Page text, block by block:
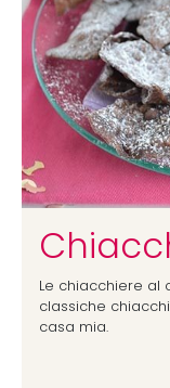
Le chiacchiere al
classiche
casa mia.